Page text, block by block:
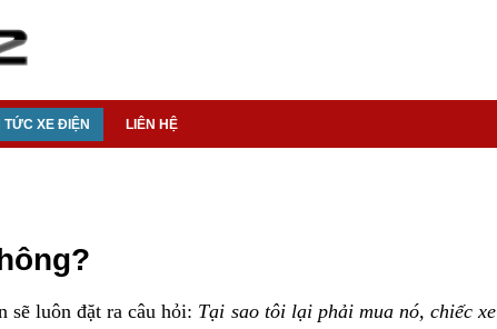
TỨC XE ĐIỆN LIÊN HỆ
sẽ luôn đặt ra câu hỏi: Tại sao tôi lại phải mua nó, chiếc xe